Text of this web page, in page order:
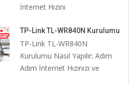
İnternet Hızını
TP-Link TL-WR840N Kurulumu
TP-Link TL-WR840N
Kurulumu Nasıl Yapılır; Adım
Adım İnternet Hızınızı ve